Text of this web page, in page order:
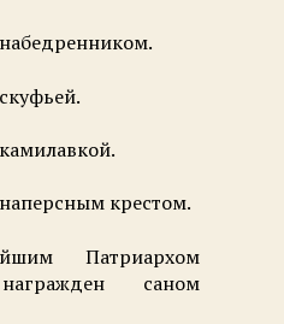
крестом.
Патриархом
саном